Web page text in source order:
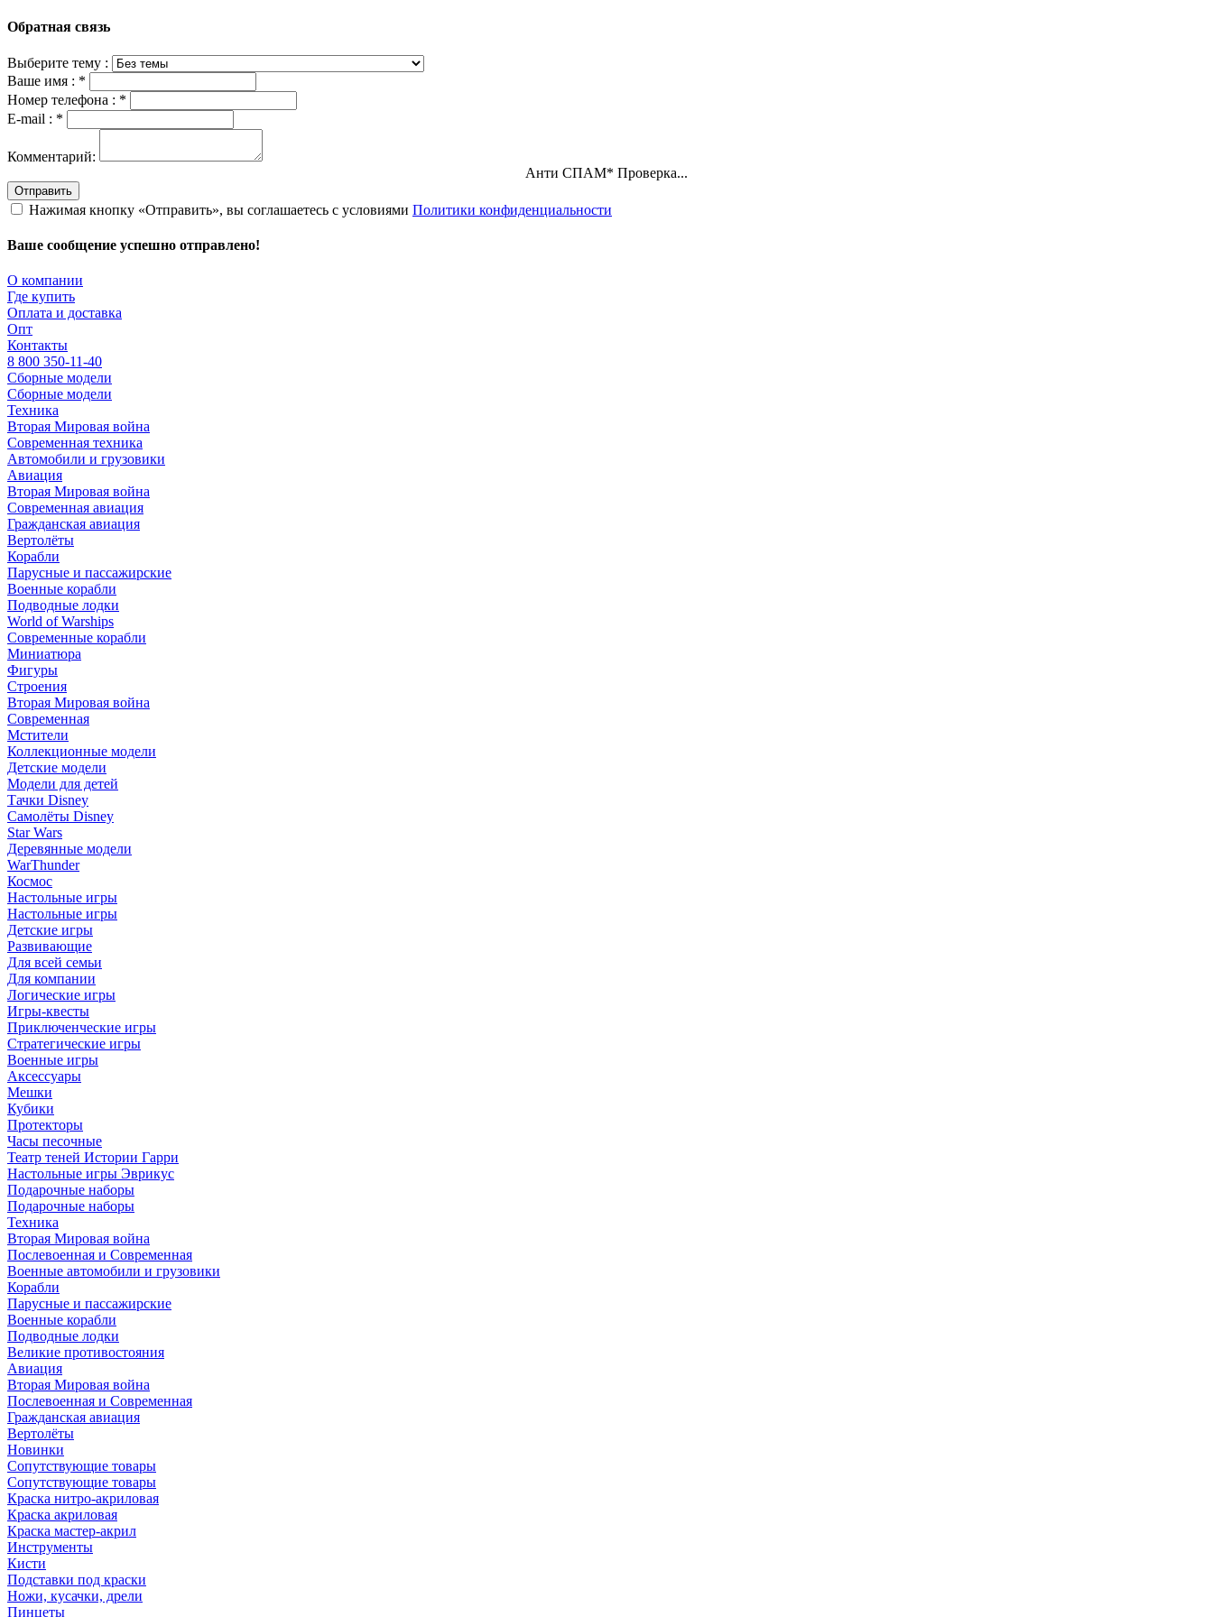
Обратная связь
Выберите тему :
Ваше имя : *
Номер телефона : *
E-mail : *
Комментарий:
Анти СПАМ* Проверка...
Отправить
Нажимая кнопку «Отправить», вы соглашаетесь с условиями Политики конфиденциальности
Ваше сообщение успешно отправлено!
О компании
Где купить
Оплата и доставка
Опт
Контакты
8 800 350-11-40
Сборные модели
Сборные модели
Техника
Вторая Мировая война
Современная техника
Автомобили и грузовики
Авиация
Вторая Мировая война
Современная авиация
Гражданская авиация
Вертолёты
Корабли
Парусные и пассажирские
Военные корабли
Подводные лодки
World of Warships
Современные корабли
Миниатюра
Фигуры
Строения
Вторая Мировая война
Современная
Мстители
Коллекционные модели
Детские модели
Модели для детей
Тачки Disney
Самолёты Disney
Star Wars
Деревянные модели
WarThunder
Космос
Настольные игры
Настольные игры
Детские игры
Развивающие
Для всей семьи
Для компании
Логические игры
Игры-квесты
Приключенческие игры
Стратегические игры
Военные игры
Аксессуары
Мешки
Кубики
Протекторы
Часы песочные
Театр теней Истории Гарри
Настольные игры Эврикус
Подарочные наборы
Подарочные наборы
Техника
Вторая Мировая война
Послевоенная и Современная
Военные автомобили и грузовики
Корабли
Парусные и пассажирские
Военные корабли
Подводные лодки
Великие противостояния
Авиация
Вторая Мировая война
Послевоенная и Современная
Гражданская авиация
Вертолёты
Новинки
Сопутствующие товары
Сопутствующие товары
Краска нитро-акриловая
Краска акриловая
Краска мастер-акрил
Инструменты
Кисти
Подставки под краски
Ножи, кусачки, дрели
Пинцеты